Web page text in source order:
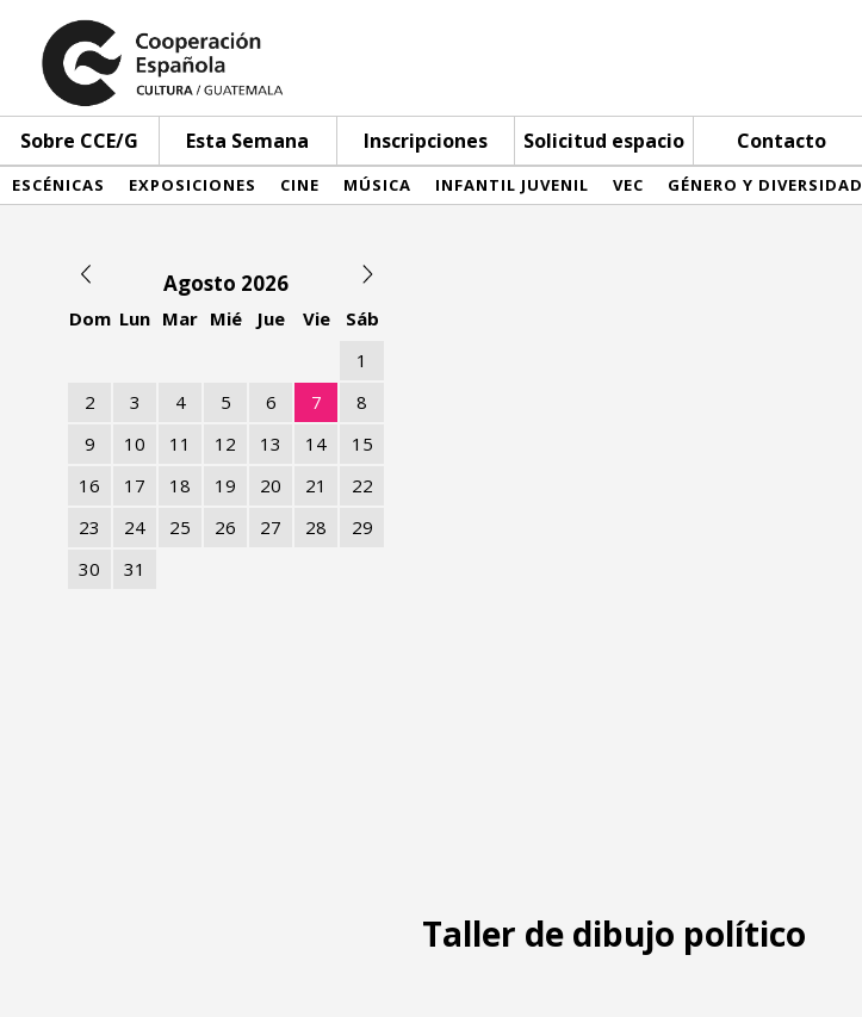
Sobre CCE/G Esta Semana Inscripciones Solicitud espacio Contacto
ESCÉNICAS EXPOSICIONES CINE MÚSICA INFANTIL JUVENIL VEC GÉNERO Y DIVERSIDAD
Agosto 2026
Dom Lun Mar Mié Jue Vie
Sáb
1
2
3 4 5 6 7
8
9
10 11 12 13 14
15
16
17 18 19 20 21
22
23
24 25 26 27 28
29
30
31
Taller de dibujo político